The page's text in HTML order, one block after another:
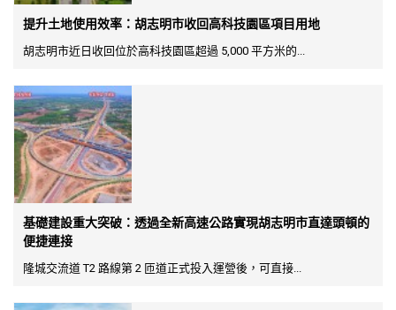
提升土地使用效率：胡志明市收回高科技園區項目用地
胡志明市近日收回位於高科技園區超過 5,000 平方米的...
基礎建設重大突破：透過全新高速公路實現胡志明市直達頭頓的
便捷連接
隆城交流道 T2 路線第 2 匝道正式投入運營後，可直接...